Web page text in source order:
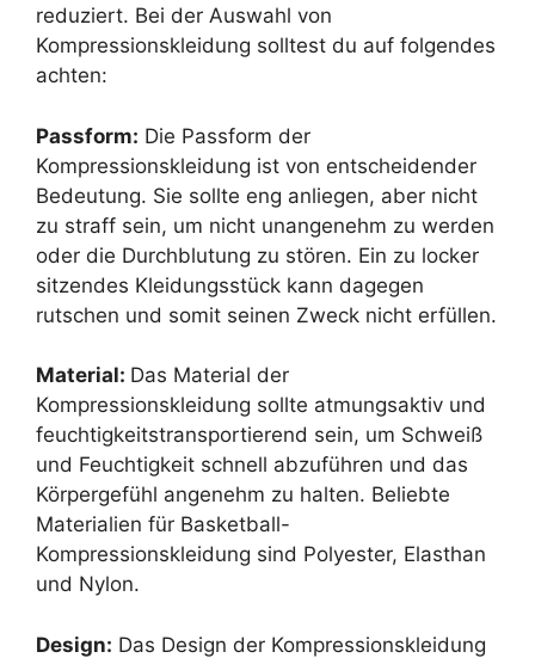
reduziert. Bei der Auswahl von
Kompressionskleidung solltest du auf folgendes
achten:
Passform: Die Passform der
Kompressionskleidung ist von entscheidender
Bedeutung. Sie sollte eng anliegen, aber nicht
zu straff sein, um nicht unangenehm zu werden
oder die Durchblutung zu stören. Ein zu locker
sitzendes Kleidungsstück kann dagegen
rutschen und somit seinen Zweck nicht erfüllen.
Material: Das Material der
Kompressionskleidung sollte atmungsaktiv und
feuchtigkeitstransportierend sein, um Schweiß
und Feuchtigkeit schnell abzuführen und das
Körpergefühl angenehm zu halten. Beliebte
Materialien für Basketball-
Kompressionskleidung sind Polyester, Elasthan
und Nylon.
Design: Das Design der Kompressionskleidung